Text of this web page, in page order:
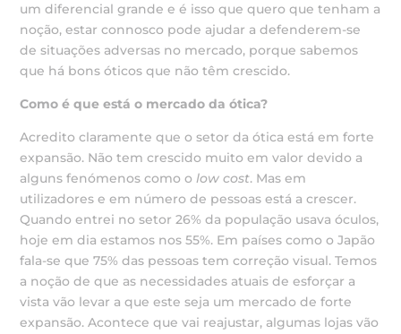
um diferencial grande e é isso que quero que tenham a
noção, estar connosco pode ajudar a defenderem-se
de situações adversas no mercado, porque sabemos
que há bons óticos que não têm crescido.
Como é que está o mercado da ótica?
Acredito claramente que o setor da ótica está em forte
expansão. Não tem crescido muito em valor devido a
alguns fenómenos como olow cost. Mas em
utilizadores e em número de pessoas está a crescer.
Quando entrei no setor 26% da população usava óculos,
hoje em dia estamos nos 55%. Em países como o Japão
fala-se que 75% das pessoas tem correção visual. Temos
a noção de que as necessidades atuais de esforçar a
vista vão levar a que este seja um mercado de forte
expansão. Acontece que vai reajustar, algumas lojas vão